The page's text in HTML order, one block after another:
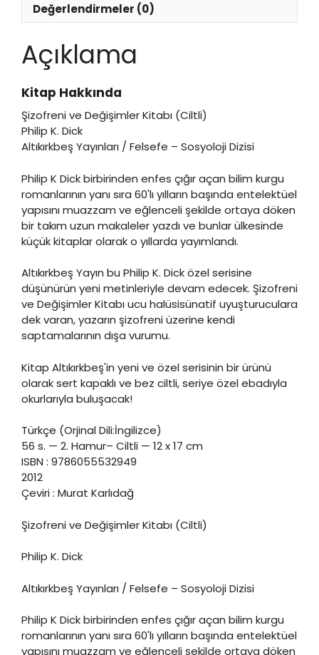
Değerlendirmeler (0)
Açıklama
Kitap Hakkında
Şizofreni ve Değişimler Kitabı (Ciltli)
Philip K. Dick
Altıkırkbeş Yayınları / Felsefe – Sosyoloji Dizisi
Philip K Dick birbirinden enfes çığır açan bilim kurgu
romanlarının yanı sıra 60'lı yılların başında entelektüel
yapısını muazzam ve eğlenceli şekilde ortaya döken
bir takım uzun makaleler yazdı ve bunlar ülkesinde
küçük kitaplar olarak o yıllarda yayımlandı.
Altıkırkbeş Yayın bu Philip K. Dick özel serisine
düşünürün yeni metinleriyle devam edecek. Şizofreni
ve Değişimler Kitabı ucu halüsisünatif uyuşturuculara
dek varan, yazarın şizofreni üzerine kendi
saptamalarının dışa vurumu.
Kitap Altıkırkbeş'in yeni ve özel serisinin bir ürünü
olarak sert kapaklı ve bez ciltli, seriye özel ebadıyla
okurlarıyla buluşacak!
Türkçe (Orjinal Dili:İngilizce)
56 s. — 2. Hamur– Ciltli — 12 x 17 cm
ISBN : 9786055532949
2012
Çeviri : Murat Karlıdağ
Şizofreni ve Değişimler Kitabı (Ciltli)
Philip K. Dick
Altıkırkbeş Yayınları / Felsefe – Sosyoloji Dizisi
Philip K Dick birbirinden enfes çığır açan bilim kurgu
romanlarının yanı sıra 60'lı yılların başında entelektüel
yapısını muazzam ve eğlenceli şekilde ortaya döken